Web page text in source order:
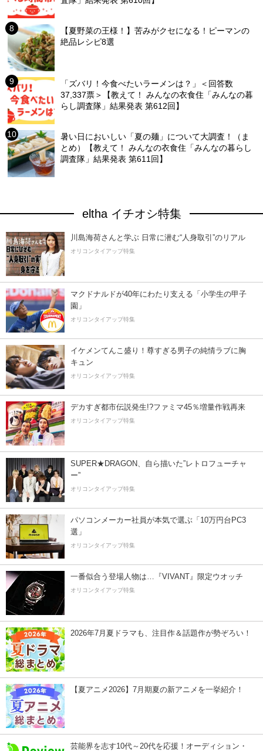
【夏野菜の王様！】苦みがクセになる！ピーマンの
絶品レシピ8選
「ズバリ！今食べたいラーメンは？」＜回答数
37,337票＞【教えて！ みんなの衣食住「みんなの暮
らし調査隊」結果発表 第612回】
暑い日においしい「夏の麺」について大調査！（ま
とめ）【教えて！ みんなの衣食住「みんなの暮らし
調査隊」結果発表 第611回】
eltha イチオシ特集
川島海荷さんと学ぶ 日常に潜む“人身取引”のリアル
オリコンタイアップ特集
マクドナルドが40年にわたり支える「小学生の甲子
園」
オリコンタイアップ特集
イケメンてんこ盛り！尊すぎる男子の純情ラブに胸
キュン
オリコンタイアップ特集
デカすぎ都市伝説発生!?ファミマ45％増量作戦再来
オリコンタイアップ特集
SUPER★DRAGON、自ら描いた”レトロフューチャ
ー”
オリコンタイアップ特集
パソコンメーカー社員が本気で選ぶ「10万円台PC3
選」
オリコンタイアップ特集
一番似合う登場人物は…『VIVANT』限定ウオッチ
オリコンタイアップ特集
2026年7月夏ドラマも、注目作＆話題作が勢ぞろい！
【夏アニメ2026】7月期夏の新アニメを一挙紹介！
芸能界を志す10代～20代を応援！オーディション・